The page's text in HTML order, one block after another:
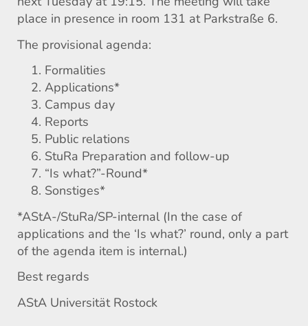
place in presence in room 131 at Parkstraße 6.
The provisional agenda:
Formalities
Applications*
Campus day
Reports
Public relations
StuRa Preparation and follow-up
“Is what?”-Round*
Sonstiges*
*AStA-/StuRa/SP-internal (In the case of
applications and the ‘Is what?’ round, only a part
of the agenda item is internal.)
Best regards
AStA Universität Rostock